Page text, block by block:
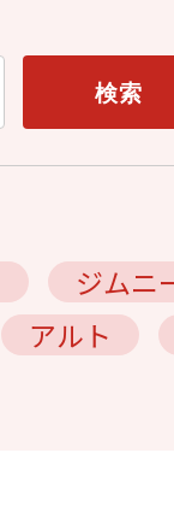
ジムニ
アルト